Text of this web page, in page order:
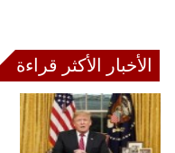
الأخبار الأكثر قراءة